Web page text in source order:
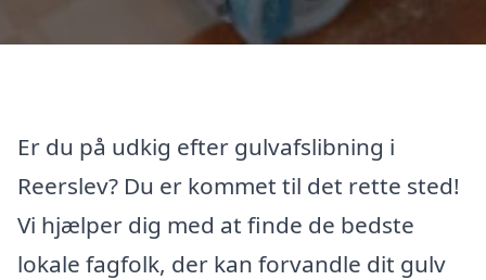
Er du på udkig efter gulvafslibning i
Reerslev? Du er kommet til det rette sted!
Vi hjælper dig med at finde de bedste
lokale fagfolk, der kan forvandle dit gulv